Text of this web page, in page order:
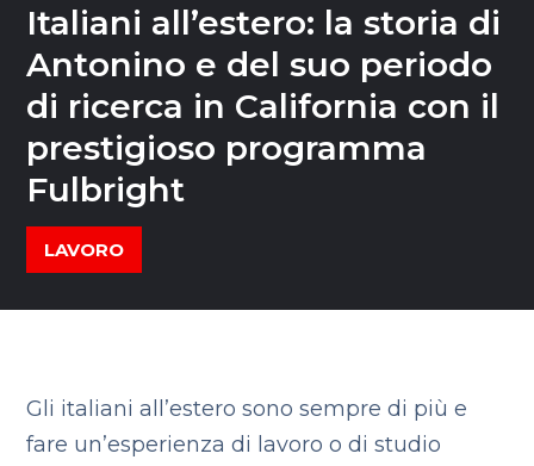
Italiani all’estero: la storia di
Antonino e del suo periodo
di ricerca in California con il
prestigioso programma
Fulbright
LAVORO
Gli italiani all’estero sono sempre di più e
fare un’esperienza di lavoro o di studio